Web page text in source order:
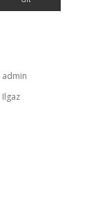
admin
Ilgaz